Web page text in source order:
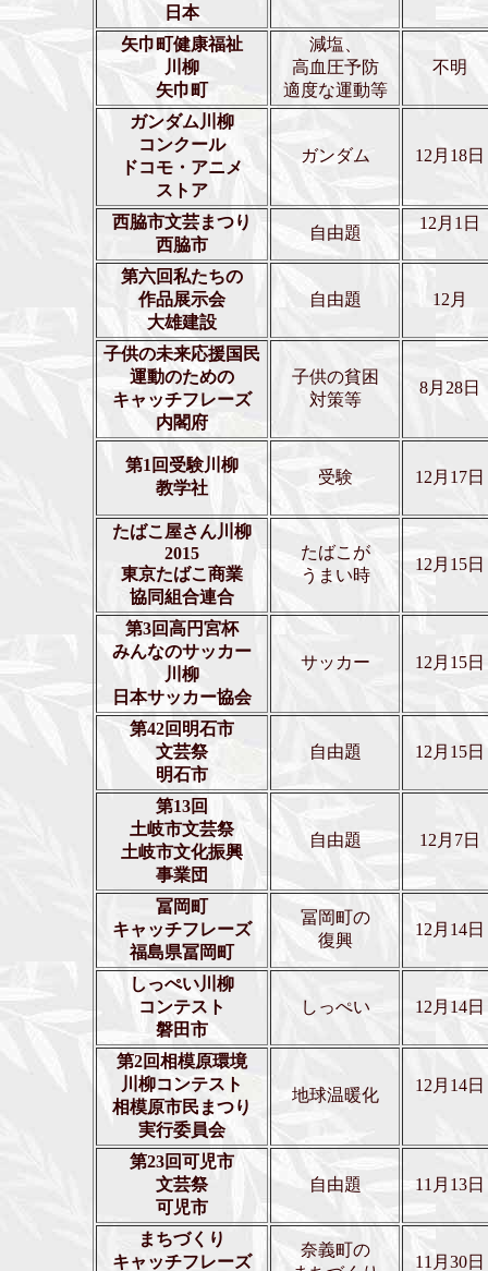
日本
矢巾町健康福祉
川柳
矢巾町
減塩、
高血圧予防
適度な運動等
不明
ガンダム川柳
コンクール
ドコモ・アニメ
ストア
ガンダム 12月18日
西脇市文芸まつり
西脇市
自由題
12月1日
第六回私たちの
作品展示会
大雄建設
自由題 12月
子供の未来応援国民
運動のための
キャッチフレーズ
内閣府
子供の貧困
対策等
8月28日
第1回受験川柳
教学社
受験 12月17日
たばこ屋さん川柳
2015
東京たばこ商業
協同組合連合
たばこが
うまい時
12月15日
第3回高円宮杯
みんなのサッカー
川柳
日本サッカー協会
サッカー 12月15日
第42回明石市
文芸祭
明石市
自由題 12月15日
第13回
土岐市文芸祭
土岐市文化振興
事業団
自由題 12月7日
冨岡町
キャッチフレーズ
福島県冨岡町
冨岡町の
復興
12月14日
しっぺい川柳
コンテスト
磐田市
しっぺい 12月14日
第2回相模原環境
川柳コンテスト
相模原市民まつり
実行委員会
地球温暖化
12月14日
第23回可児市
文芸祭
可児市
自由題 11月13日
まちづくり
キャッチフレーズ
奈義町の
11月30日